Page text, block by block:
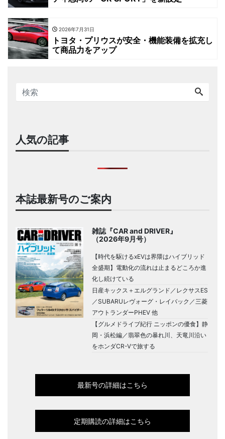
2026年7月31日
トヨタ・プリウスが安全・機能装備を拡充し
て商品力をアップ
人気の記事
本誌最新号のご案内
雑誌『CAR and DRIVER』
（2026年9月号）
【時代を駆けるxEVは界隈はハイブリッド
全盛期】電動化の流れは止まるどころか進
化し続けている
日産キックス＋エルグランド／レクサスES
／SUBARUレヴォーグ・レイバック／三菱
アウトランダーPHEV 他
【グルメドライブ紀行 ニッポンの優食】静
岡・浜松編／翡翠色の暴れ川、天竜川沿い
をホンダCR-Vで旅する
最新号の詳細はこちら
定期購読の詳細はこちら